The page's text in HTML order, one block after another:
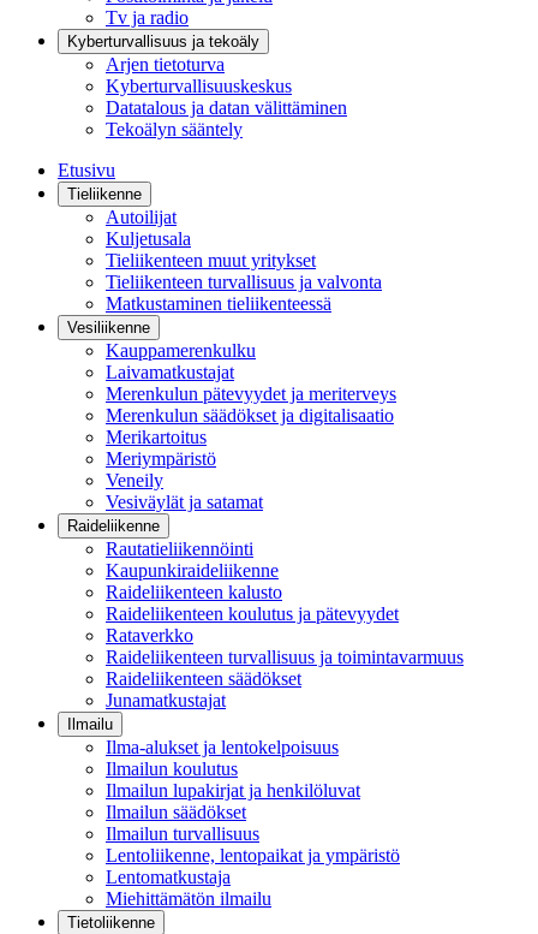
Tv ja radio
Kyberturvallisuus ja tekoäly
Arjen tietoturva
Kyberturvallisuuskeskus
Datatalous ja datan välittäminen
Tekoälyn sääntely
Etusivu
Tieliikenne
Autoilijat
Kuljetusala
Tieliikenteen muut yritykset
Tieliikenteen turvallisuus ja valvonta
Matkustaminen tieliikenteessä
Vesiliikenne
Kauppamerenkulku
Laivamatkustajat
Merenkulun pätevyydet ja meriterveys
Merenkulun säädökset ja digitalisaatio
Merikartoitus
Meriympäristö
Veneily
Vesiväylät ja satamat
Raideliikenne
Rautatieliikennöinti
Kaupunkiraideliikenne
Raideliikenteen kalusto
Raideliikenteen koulutus ja pätevyydet
Rataverkko
Raideliikenteen turvallisuus ja toimintavarmuus
Raideliikenteen säädökset
Junamatkustajat
Ilmailu
Ilma-alukset ja lentokelpoisuus
Ilmailun koulutus
Ilmailun lupakirjat ja henkilöluvat
Ilmailun säädökset
Ilmailun turvallisuus
Lentoliikenne, lentopaikat ja ympäristö
Lentomatkustaja
Miehittämätön ilmailu
Tietoliikenne